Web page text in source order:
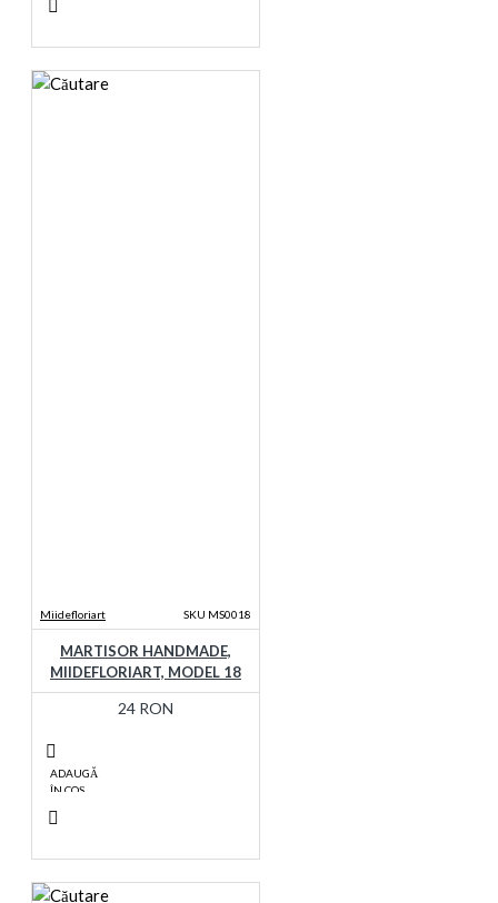
Miidefloriart SKU MS0018
MARTISOR HANDMADE,
MIIDEFLORIART, MODEL 18
24 RON
ADAUGĂ
ÎN COŞ